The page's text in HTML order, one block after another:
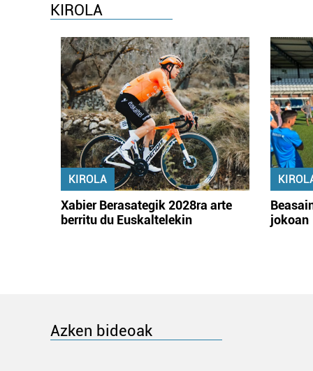
KIROLA
KIROLA
Xabier Berasategik 2028ra arte
berritu du Euskaltelekin
jokoan
Azken bideoak